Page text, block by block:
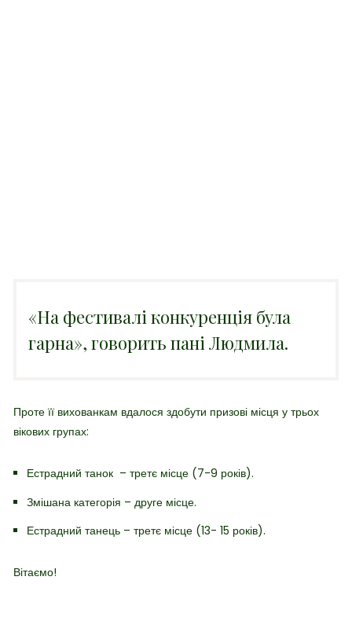
«На фестивалі конкуренція була
гарна», говорить пані Людмила.
Проте її вихованкам вдалося здобути призові місця у трьох
вікових групах:
Естрадний танок – третє місце (7-9 років).
Змішана категорія – друге місце.
Естрадний танець – третє місце (13- 15 років).
Вітаємо!